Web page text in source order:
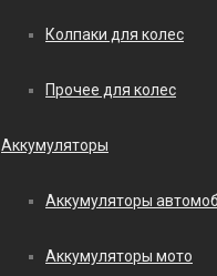
Колпаки для колес
Прочее для колес
Аккумуляторы
Аккумуляторы
Аккумуляторы мото